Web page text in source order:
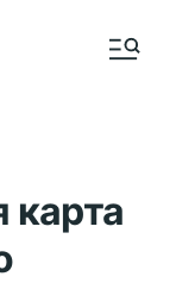
карта